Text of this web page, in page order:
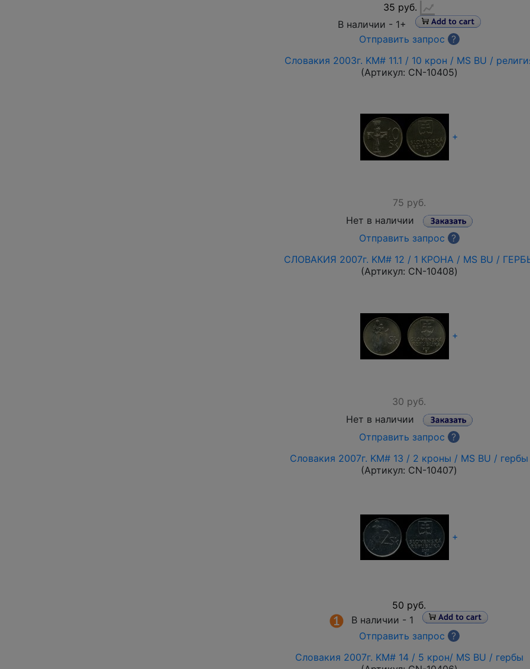
35 руб.
В наличии - 1+
Отправить запрос
?
Словакия 2003г. KM# 11.1 / 10 крон / MS BU /
(Артикул: CN-10405)
+
75 руб.
Нет в наличии
Отправить запрос
?
СЛОВАКИЯ 2007г. KM# 12 / 1 КРОНА / MS BU /
(Артикул: CN-10408)
+
30 руб.
Нет в наличии
Отправить запрос
?
Словакия 2007г. KM# 13 / 2 кроны / MS BU / гербы
(Артикул: CN-10407)
+
50 руб.
В наличии - 1
Отправить запрос
?
Словакия 2007г. KM# 14 / 5 крон/ MS BU / гербы